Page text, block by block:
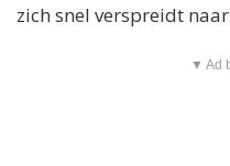
zich snel verspreidt
▼ Ad